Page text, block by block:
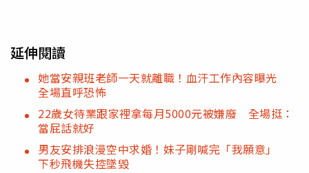
延伸閱讀
她當安親班老師一天就離職！血汗工作內容曝光
全場直呼恐怖
22歲女待業跟家裡拿每月5000元被嫌廢 全場挺：
當屁話就好
男友安排浪漫空中求婚！妹子剛喊完「我願意」
下秒飛機失控墜毀